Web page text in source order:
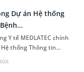
Dự án Hệ thống
Y tế MEDLATEC chính
thống Thông tin
- Hospital Information
á...